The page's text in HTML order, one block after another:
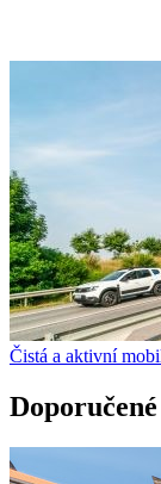
Čistá a aktivní
Doporučené